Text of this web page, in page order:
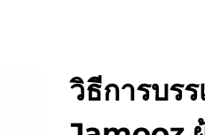
วิธีการบร